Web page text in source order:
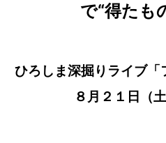
で“得たも
ひろしま深掘りライブ
８月２１日（